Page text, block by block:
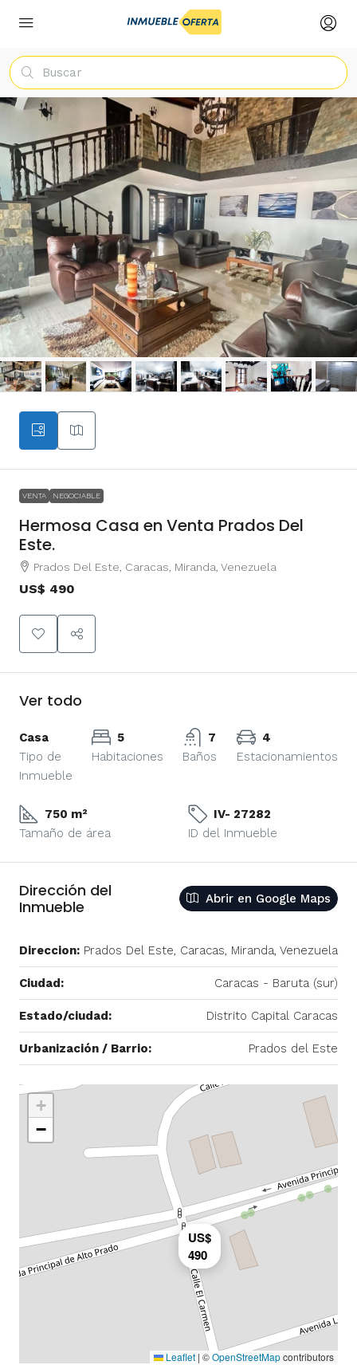
VENTA NEGOCIABLE
Hermosa Casa en Venta Prados Del
Este.
Prados Del Este, Caracas, Miranda, Venezuela
US$ 490
Ver todo
Casa
Tipo de
Inmueble
5
Habitaciones
7
Baños
4
Estacionamientos
750 m²
Tamaño de área
IV- 27282
ID del Inmueble
Dirección del
Inmueble
Abrir en Google Maps
Direccion: Prados Del Este, Caracas, Miranda, Venezuela
Ciudad: Caracas - Baruta (sur)
Estado/ciudad: Distrito Capital Caracas
Urbanización / Barrio: Prados del Este
US$
490
+
−
Leaflet | ©OpenStreetMapcontributors